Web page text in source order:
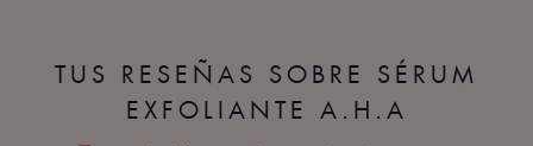
TUS RESEÑAS SOBRE SÉRUM
EXFOLIANTE A.H.A